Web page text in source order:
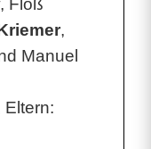
Floß
,
Manuel
Eltern: